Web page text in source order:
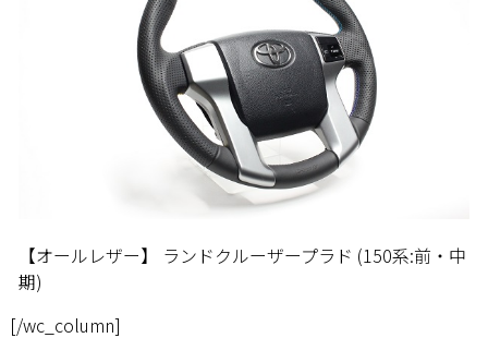
【オールレザー】 ランドクルーザープラド (150系:前・中
期)
[/wc_column]